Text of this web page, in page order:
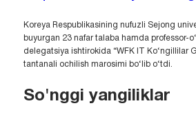
Koreya Respublikasining nufuzli Sejong
buyurgan 23 nafar talaba hamda professor-
delegatsiya ishtirokida “WFK IT Ko‘ngillilar
tantanali ochilish marosimi bo‘lib o‘tdi.
So'nggi yangiliklar